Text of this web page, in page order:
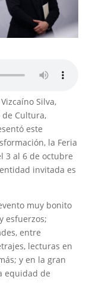
Silva,
Cultura,
este
la Feria
3 al 6 de octubre
invitada es
muy bonito
esfuerzos;
entre
lecturas en
y en la gran
equidad de